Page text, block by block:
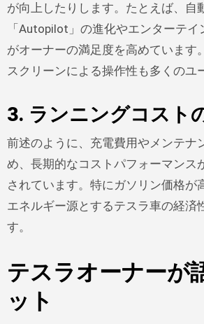
が向上したりします。たとえば、自
「Autopilot」の進化やエンターテ
がオーナーの満足度を高めています
スクリーンによる操作性も多くのユ
3. ランニングコスト
前述のように、充電費用やメンテナ
め、長期的なコストパフォーマンス
されています。特にガソリン価格が
エネルギー源とするテスラ車の経済
す。
テスラオーナーが
ット